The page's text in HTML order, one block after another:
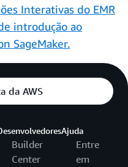
Interativas do EMR
introdução ao
SageMaker.
da AWS
Builder
Center
Ajuda
Entre
em